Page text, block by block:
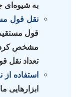
به شیوه‌ای
نقل قول
قول
مشخص
تعداد نقل
استفاده